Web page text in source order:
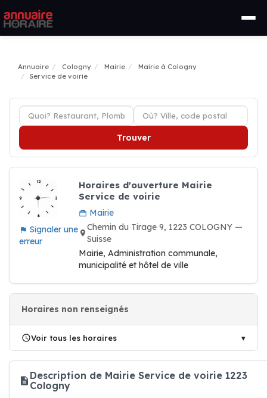
Annuaire Cologny Mairie
Mairie à Cologny
Service de voirie
Trouver
Signaler une
erreur
Horaires d'ouverture Mairie
Service de voirie
Mairie
Chemin du Tirage 9, 1223 COLOGNY —
Suisse
Mairie, Administration communale,
municipalité et hôtel de ville
Horaires non renseignés
Voir tous les horaires
Description de Mairie Service de voirie 1223
Cologny